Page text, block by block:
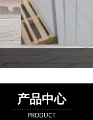
产品中心
PRODUCT